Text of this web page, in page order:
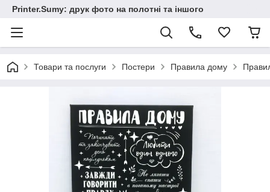
Printer.Sumy: друк фото на полотні та іншого
Товари та послуги Постери Правила дому